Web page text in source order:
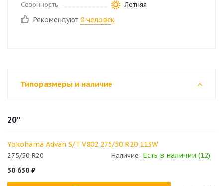
Сезонность Летняя
Рекомендуют 0 человек
Типоразмеры и наличие
20''
Yokohama Advan S/T V802 275/50 R20 113W
275/50 R20 Наличие: Есть в наличии (12)
30 630 ₽